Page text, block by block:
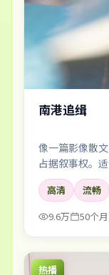
南港追缉
像一篇影像散
占据叙事权。
高清
流畅
9.6万
50个
热播